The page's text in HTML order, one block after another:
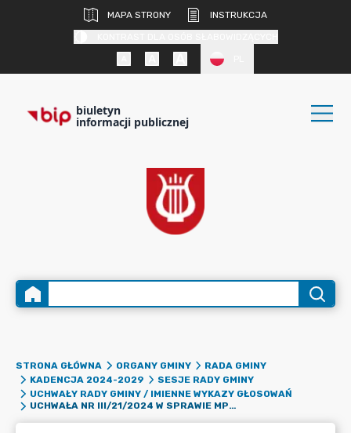
MAPA STRONY
INSTRUKCJA
biuletyn
informacji publicznej
STRONA GŁÓWNA ORGANY GMINY
RADA GMINY
KADENCJA 2024-2029
SESJE RADY GMINY
UCHWAŁY RADY GMINY / IMIENNE WYKAZY GŁOSOWAŃ
UCHWAŁA NR III/21/2024 W SPRAWIE MPZP CZĘŚCI TERENÓW POŁOŻONYCH W OBRĘBIE GEODEZYJNYM GROTNIKI, GMINA WŁOSZAKOWICE - ETAP I